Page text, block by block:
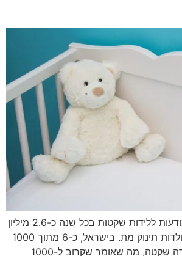
כתבה לציון חודש המודעות ללידות שקטות בכל שנה כ-2.6 מיליון
נשים ברחבי העולם יולדות תינוק מת. בישראל, כ-6 מתוך 1000
לידות מסתיימות בלידה שקטה, מה שאומר שקרוב ל-1000